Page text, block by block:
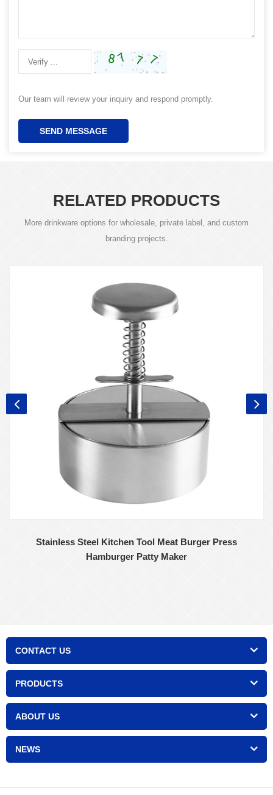
Our team will review your inquiry and respond promptly.
SEND MESSAGE
RELATED PRODUCTS
More drinkware options for wholesale, private label, and custom
branding projects.
Stainless Steel Kitchen Tool Meat Burger Press
Hamburger Patty Maker
CONTACT US
PRODUCTS
ABOUT US
NEWS